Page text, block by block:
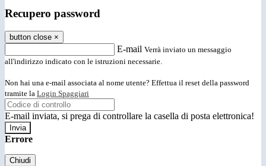
Recupero password
button close ×
E-mail Verrà inviato un messaggio
all'indirizzo indicato con le istruzioni necessarie.
Non hai una e-mail associata al nome utente? Effettua il reset della password
tramite la Login Spaggiari
E-mail inviata, si prega di controllare la casella di posta elettronica!
Errore
Chiudi